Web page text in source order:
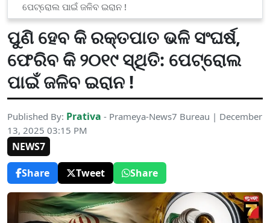
ପେଟ୍ରୋଲ ପାଇଁ ଜଳିବ ଇରାନ !
ପୁଣି ହେବ କି ରକ୍ତପାତ ଭଳି ସଂଘର୍ଷ,
ଫେରିବ କି ୨୦୧୯ ସ୍ଥିତି: ପେଟ୍ରୋଲ
ପାଇଁ ଜଳିବ ଇରାନ !
Published By: Prativa - Prameya-News7 Bureau | December
13, 2025 03:15 PM
NEWS7
Share
Tweet Share